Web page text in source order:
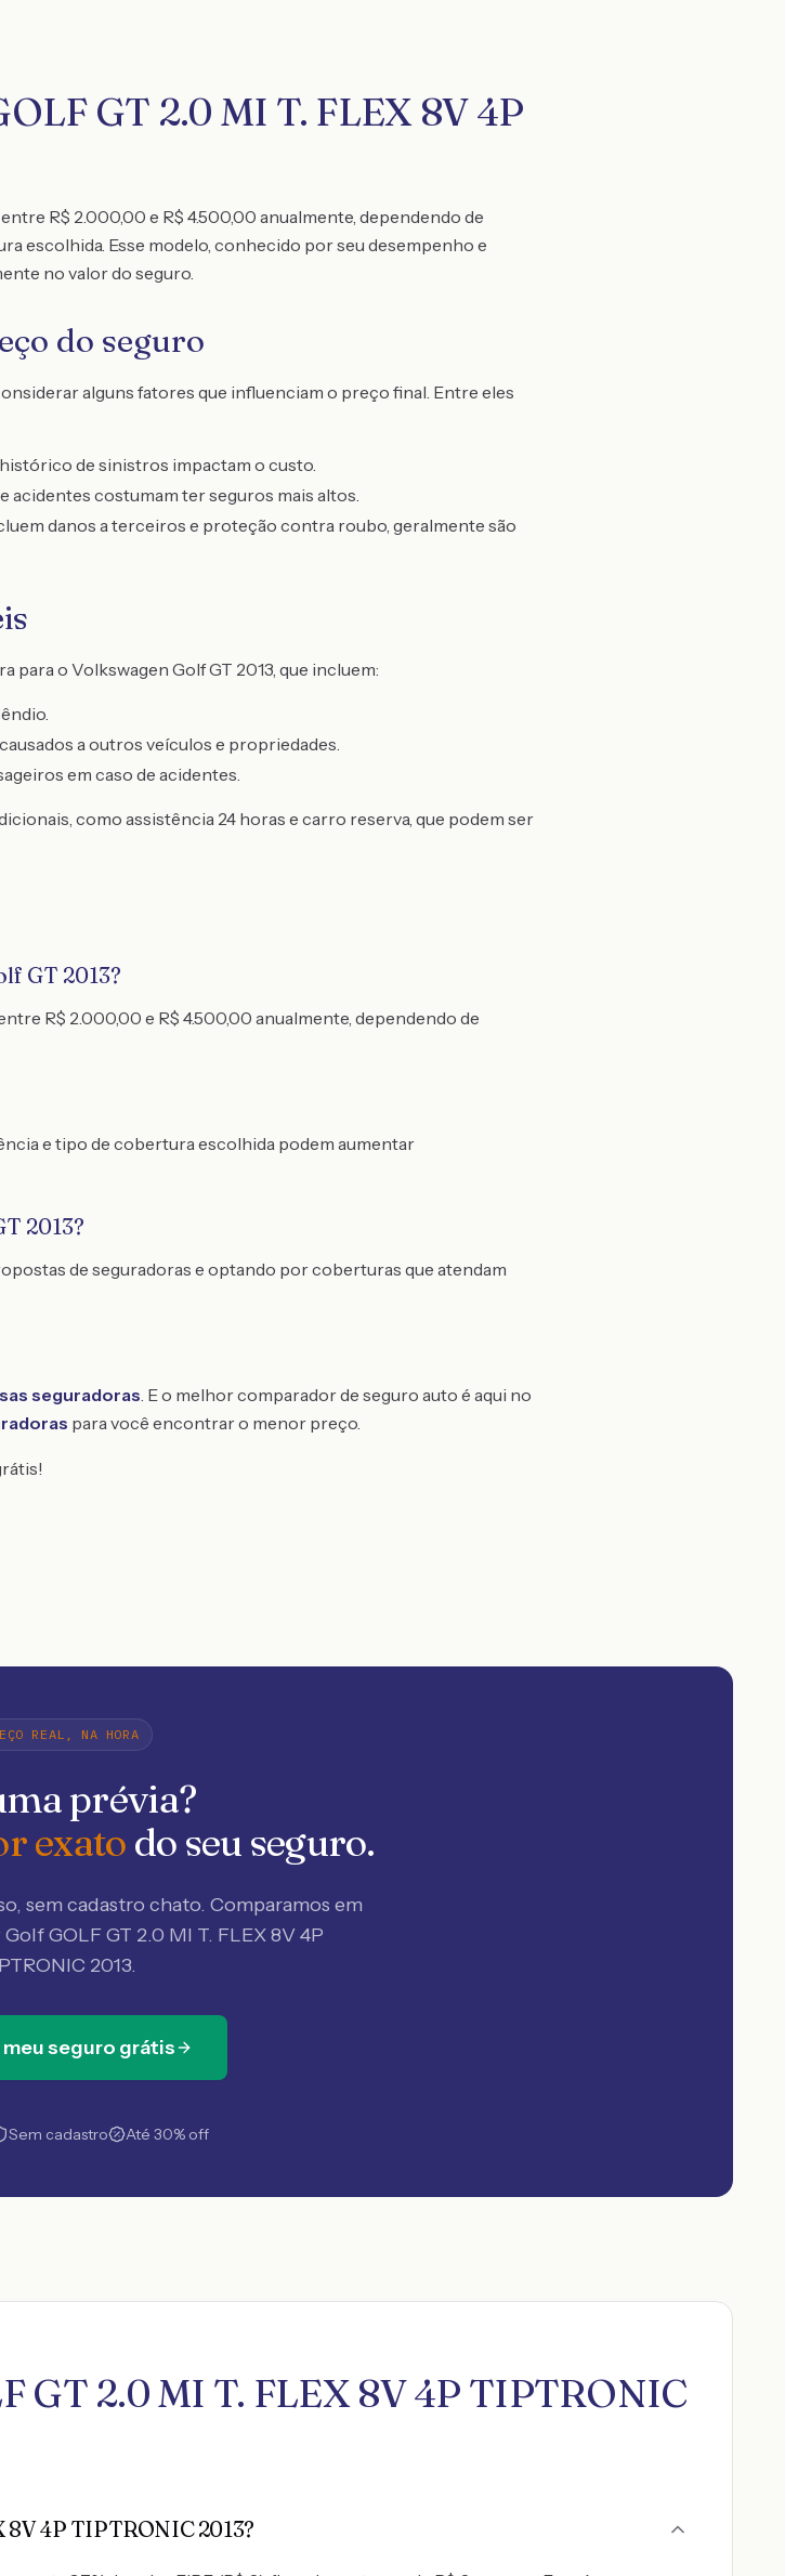
GT 2.0 MI T. FLEX 8V 4P
R$ 2.000,00 e R$ 4.500,00 anualmente, dependendo de
escolhida. Esse modelo, conhecido por seu desempenho e
no valor do seguro.
do seguro
alguns fatores que influenciam o preço final. Entre eles
de sinistros impactam o custo.
acidentes costumam ter seguros mais altos.
danos a terceiros e proteção contra roubo, geralmente são
o Volkswagen Golf GT 2013, que incluem:
a outros veículos e propriedades.
em caso de acidentes.
como assistência 24 horas e carro reserva, que podem ser
GT 2013?
R$ 2.000,00 e R$ 4.500,00 anualmente, dependendo de
e tipo de cobertura escolhida podem aumentar
2013?
de seguradoras e optando por coberturas que atendam
seguradoras. E o melhor comparador de seguro auto é aqui no
para você encontrar o menor preço.
REAL, NA HORA
prévia?
exato do seu seguro.
sem cadastro chato. Comparamos em
Golf GOLF GT 2.0 MI T. FLEX 8V 4P
2013.
meu seguro grátis
Sem cadastro Até 30% off
GT 2.0 MI T. FLEX 8V 4P TIPTRONIC
8V 4P TIPTRONIC 2013?